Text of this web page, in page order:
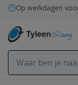
Ga naar de inhoud
Op werkdagen